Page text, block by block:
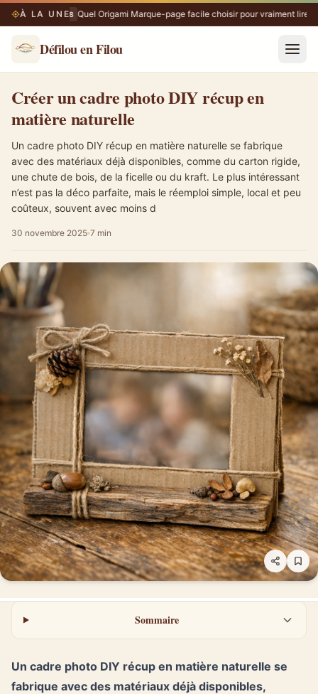
À LA UNE
08/08 Quel Origami Marque-page facile choisir pour vraiment lire ?
Défilou en Filou
Créer un cadre photo DIY récup en
matière naturelle
Un cadre photo DIY récup en matière naturelle se fabrique
avec des matériaux déjà disponibles, comme du carton rigide,
une chute de bois, de la ficelle ou du kraft. Le plus intéressant
n’est pas la déco parfaite, mais le réemploi simple, local et peu
coûteux, souvent avec moins d
30 novembre 2025 7 min
Sommaire
Un cadre photo DIY récup en matière naturelle se
fabrique avec des matériaux déjà disponibles,